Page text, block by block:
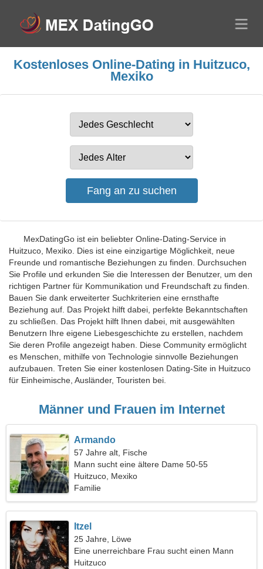
Kostenloses Online-Dating in Huitzuco,
Mexiko
MexDatingGo ist ein beliebter Online-Dating-Service in
Huitzuco, Mexiko. Dies ist eine einzigartige Möglichkeit, neue
Freunde und romantische Beziehungen zu finden. Durchsuchen
Sie Profile und erkunden Sie die Interessen der Benutzer, um den
richtigen Partner für Kommunikation und Freundschaft zu finden.
Bauen Sie dank erweiterter Suchkriterien eine ernsthafte
Beziehung auf. Das Projekt hilft dabei, perfekte Bekanntschaften
zu schließen. Das Projekt hilft Ihnen dabei, mit ausgewählten
Benutzern Ihre eigene Liebesgeschichte zu erstellen, nachdem
Sie deren Profile angezeigt haben. Diese Community ermöglicht
es Menschen, mithilfe von Technologie sinnvolle Beziehungen
aufzubauen. Treten Sie einer kostenlosen Dating-Site in Huitzuco
für Einheimische, Ausländer, Touristen bei.
Männer und Frauen im Internet
Armando
57 Jahre alt, Fische
Mann sucht eine ältere Dame 50-55
Huitzuco, Mexiko
Familie
Itzel
25 Jahre, Löwe
Eine unerreichbare Frau sucht einen Mann
Huitzuco